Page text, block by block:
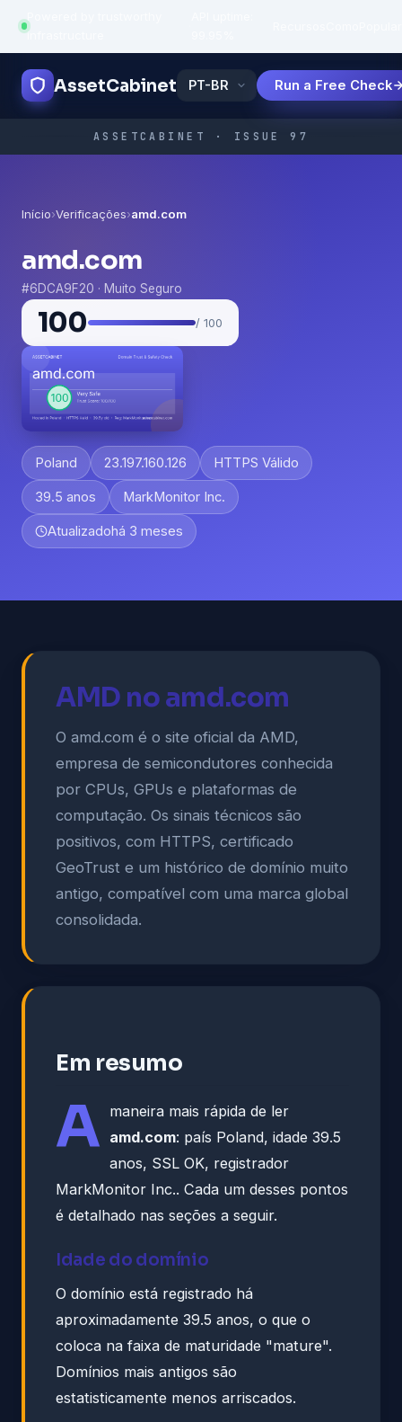
infrastructure
AssetCabinet Run a Free Check
ASSETCABINET · ISSUE 97
Início›Verificações›amd.com
amd.com
#6DCA9F20 · Muito Seguro
100 / 100
Poland 23.197.160.126 HTTPS Válido
39.5 anos MarkMonitor Inc.
Atualizadohá 3 meses
AMD no amd.com
O amd.com é o site oficial da AMD,
empresa de semicondutores conhecida
por CPUs, GPUs e plataformas de
computação. Os sinais técnicos são
positivos, com HTTPS, certificado
GeoTrust e um histórico de domínio muito
antigo, compatível com uma marca global
consolidada.
Em resumo
A maneira mais rápida de ler
amd.com: país Poland, idade 39.5
anos, SSL OK, registrador
MarkMonitor Inc.. Cada um desses pontos
é detalhado nas seções a seguir.
Idade do domínio
O domínio está registrado há
aproximadamente 39.5 anos, o que o
coloca na faixa de maturidade "mature".
Domínios mais antigos são
estatisticamente menos arriscados.